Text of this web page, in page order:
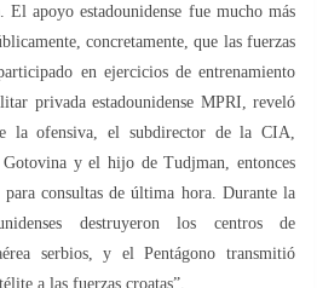
apoyo estadounidense fue mucho más
concretamente, que las fuerzas
en ejercicios de entrenamiento
privada estadounidense MPRI, reveló
la ofensiva, el subdirector de la CIA,
y el hijo de Tudjman, entonces
consultas de última hora. Durante la
destruyeron los centros de
serbios, y el Pentágono transmitió
a las fuerzas croatas”.